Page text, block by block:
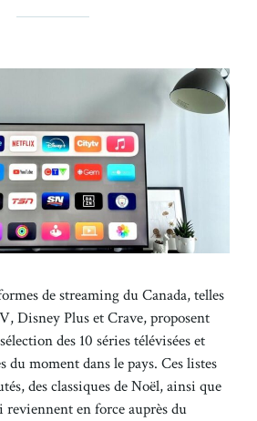
de streaming du Canada, telles
Disney Plus et Crave, proposent
des 10 séries télévisées et
moment dans le pays. Ces listes
des classiques de Noël, ainsi que
reviennent en force auprès du